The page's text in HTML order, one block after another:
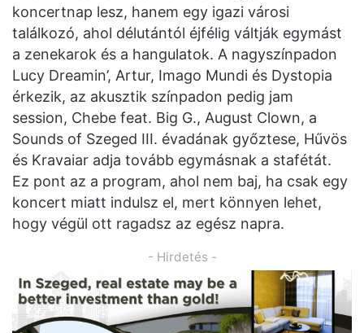
koncertnap lesz, hanem egy igazi városi
találkozó, ahol délutántól éjfélig váltják egymást
a zenekarok és a hangulatok. A nagyszínpadon
Lucy Dreamin’, Artur, Imago Mundi és Dystopia
érkezik, az akusztik színpadon pedig jam
session, Chebe feat. Big G., August Clown, a
Sounds of Szeged III. évadának győztese, Hűvös
és Kravaiar adja tovább egymásnak a stafétát.
Ez pont az a program, ahol nem baj, ha csak egy
koncert miatt indulsz el, mert könnyen lehet,
hogy végül ott ragadsz az egész napra.
- Hirdetés -